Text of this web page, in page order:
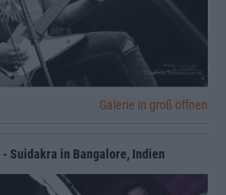
Galerie in groß öffnen
Suidakra in Bangalore, Indien